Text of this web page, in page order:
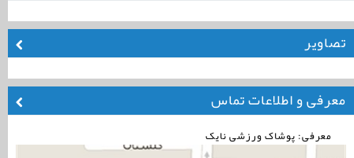
تصاویر
معرفی و اطلاعات تماس
معرفی: پوشاک ورزشی نایک